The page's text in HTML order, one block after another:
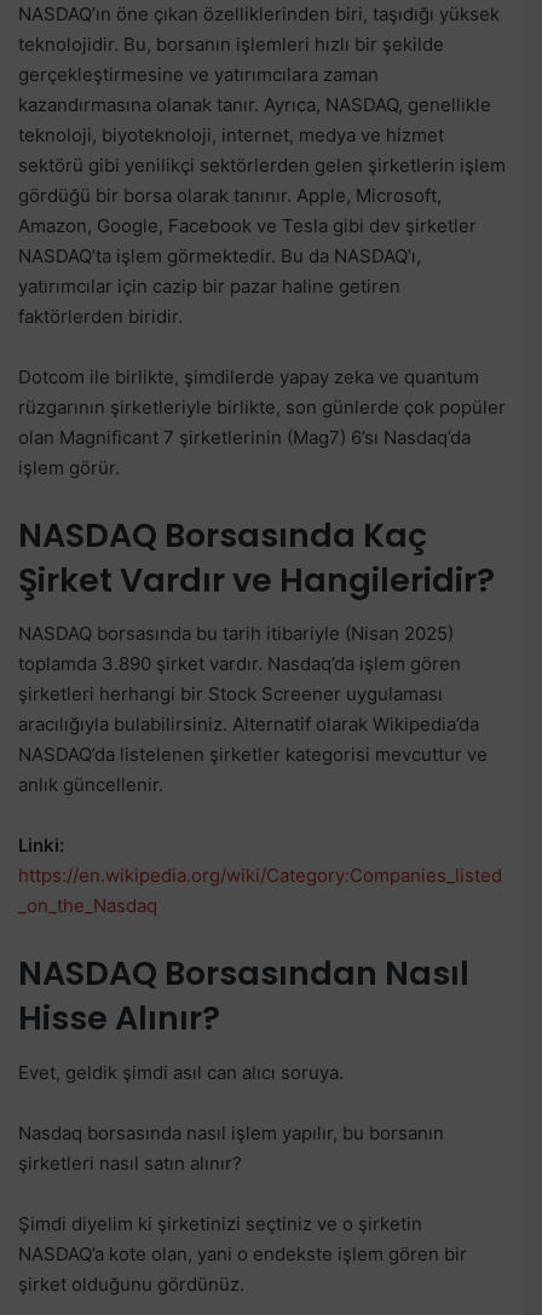
NASDAQ’ın öne çıkan özelliklerinden biri, taşıdığı yüksek
teknolojidir. Bu, borsanın işlemleri hızlı bir şekilde
gerçekleştirmesine ve yatırımcılara zaman
kazandırmasına olanak tanır. Ayrıca, NASDAQ, genellikle
teknoloji, biyoteknoloji, internet, medya ve hizmet
sektörü gibi yenilikçi sektörlerden gelen şirketlerin işlem
gördüğü bir borsa olarak tanınır. Apple, Microsoft,
Amazon, Google, Facebook ve Tesla gibi dev şirketler
NASDAQ’ta işlem görmektedir. Bu da NASDAQ’ı,
yatırımcılar için cazip bir pazar haline getiren
faktörlerden biridir.
Dotcom ile birlikte, şimdilerde yapay zeka ve quantum
rüzgarının şirketleriyle birlikte, son günlerde çok popüler
olan Magnificant 7 şirketlerinin (Mag7) 6’sı Nasdaq’da
işlem görür.
NASDAQ Borsasında Kaç
Şirket Vardır ve Hangileridir?
NASDAQ borsasında bu tarih itibariyle (Nisan 2025)
toplamda 3.890 şirket vardır. Nasdaq’da işlem gören
şirketleri herhangi bir Stock Screener uygulaması
aracılığıyla bulabilirsiniz. Alternatif olarak Wikipedia’da
NASDAQ’da listelenen şirketler kategorisi mevcuttur ve
anlık güncellenir.
Linki:
https://en.wikipedia.org/wiki/Category:Companies_listed
_on_the_Nasdaq
NASDAQ Borsasından Nasıl
Hisse Alınır?
Evet, geldik şimdi asıl can alıcı soruya.
Nasdaq borsasında nasıl işlem yapılır, bu borsanın
şirketleri nasıl satın alınır?
Şimdi diyelim ki şirketinizi seçtiniz ve o şirketin
NASDAQ’a kote olan, yani o endekste işlem gören bir
şirket olduğunu gördünüz.